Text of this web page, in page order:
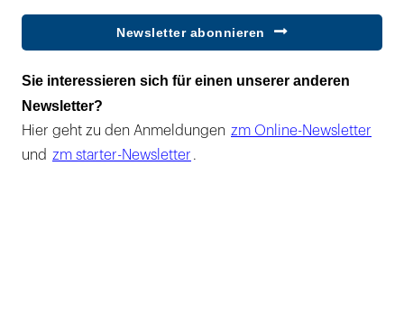
Newsletter abonnieren
Sie interessieren sich für einen unserer anderen
Newsletter?
Hier geht zu den Anmeldungen zm Online-Newsletter
und zm starter-Newsletter .